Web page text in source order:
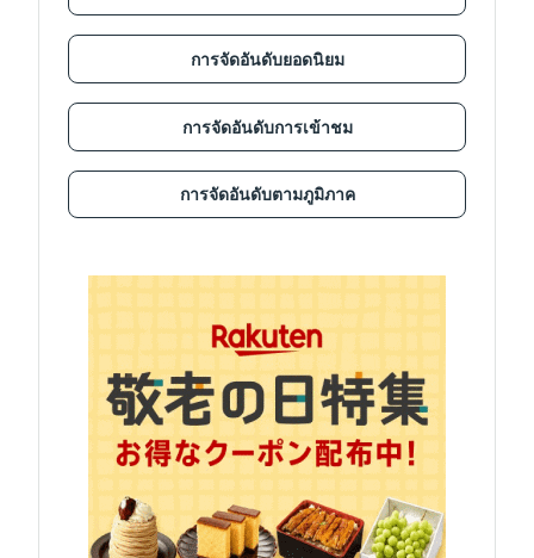
การจัดอันดับยอดนิยม
การจัดอันดับการเข้าชม
การจัดอันดับตามภูมิภาค